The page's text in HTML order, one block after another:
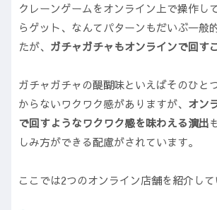
クレーンゲームをオンライン上で操作し
らゲット、なんてパターンもだいぶ一般
たが、 ガチャガチャもオンラインで回す
ガチャガチャの醍醐味といえばそのひと
からないワクワク感がありますが、 オン
で回すようなワクワク感を味わえる演出
しみ方ができる配慮がされています。
ここでは2つのオンライン店舗を紹介して